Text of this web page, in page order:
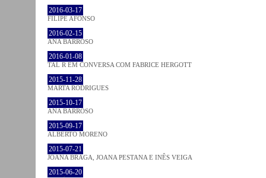
2016-03-17
FILIPE AFONSO
2016-02-15
ANA BARROSO
2016-01-08
TAL R EM CONVERSA COM FABRICE HERGOTT
2015-11-28
MARTA RODRIGUES
2015-10-17
ANA BARROSO
2015-09-17
ALBERTO MORENO
2015-07-21
JOANA BRAGA, JOANA PESTANA E INÊS VEIGA
2015-06-20